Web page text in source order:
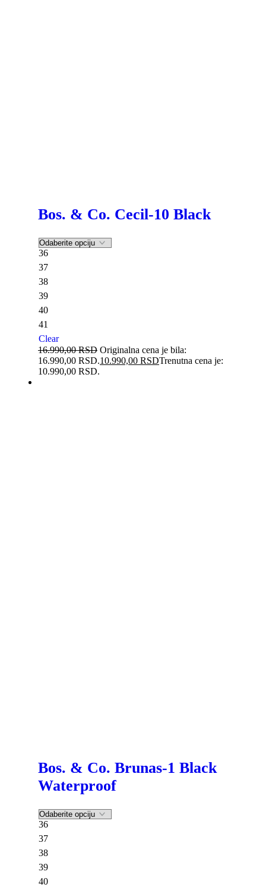
Bos. & Co. Cecil-10 Black
36
37
38
39
40
41
Clear
16.990,00RSD Originalna cena je bila:
16.990,00 RSD.10.990,00 RSDTrenutna cena je:
10.990,00 RSD.
Bos. & Co. Brunas-1 Black
Waterproof
36
37
38
39
40